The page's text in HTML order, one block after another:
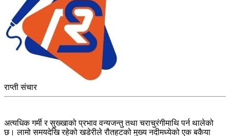
राप्ती संचार
अत्यधिक गर्मी र सुख्खाको प्रभाव वन्यजन्तु तथा चराचुरंगीमाथि पर्न थालेको
छ। लामो समयदेखि रहेको खडेरीले रौतहटको मुख्य नदीमध्येको एक बकैया